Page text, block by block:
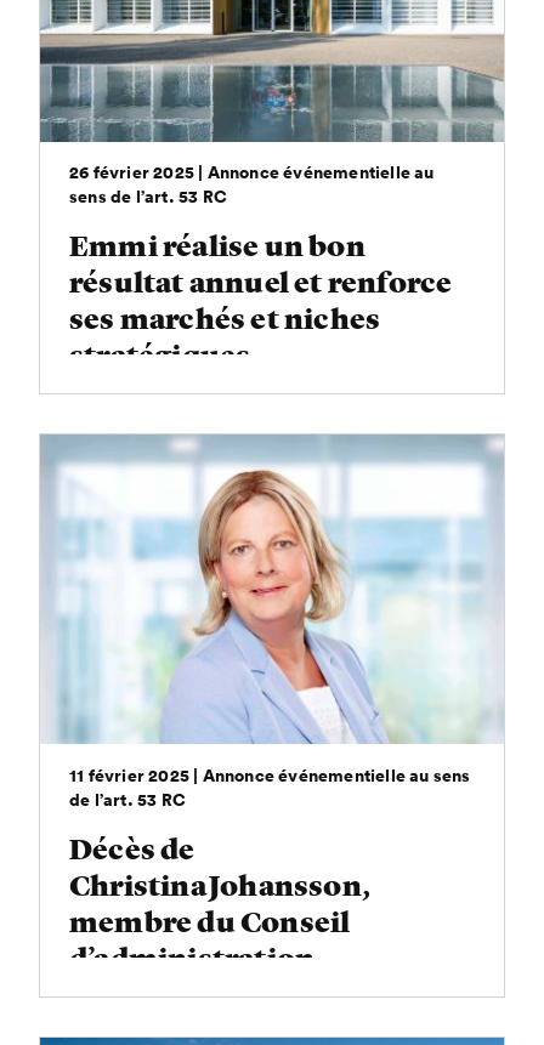
26 février 2025 | Annonce événementielle au
sens de l’art. 53 RC
Emmi réalise un bon
résultat annuel et renforce
ses marchés et niches
stratégiques
11 février 2025 | Annonce événementielle au sens
de l’art. 53 RC
Décès de
Christina Johansson,
membre du Conseil
d’administration